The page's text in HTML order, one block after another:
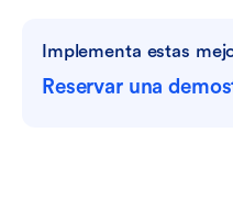
Implementa estas
Reservar una